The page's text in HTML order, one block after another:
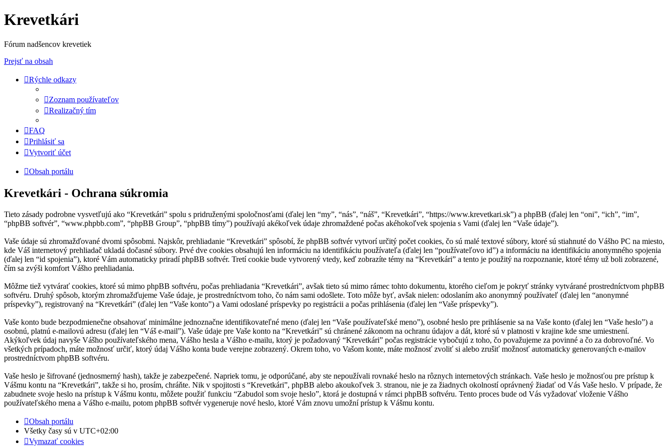
Krevetkári
Fórum nadšencov krevetiek
Prejsť na obsah
Rýchle odkazy
Zoznam používateľov
Realizačný tím
FAQ
Prihlásiť sa
Vytvoriť účet
Obsah portálu
Krevetkári - Ochrana súkromia
Tieto zásady podrobne vysvetľujú ako “Krevetkári” spolu s pridruženými spoločnosťami (ďalej len “my”, “nás”, “náš”, “Krevetkári”, “https://www.krevetkari.sk”) a phpBB (ďalej len “oni”, “ich”, “im”,
“phpBB softvér”, “www.phpbb.com”, “phpBB Group”, “phpBB tímy”) používajú akékoľvek údaje zhromaždené počas akéhokoľvek spojenia s Vami (ďalej len “Vaše údaje”).
Vaše údaje sú zhromažďované dvomi spôsobmi. Najskôr, prehliadanie “Krevetkári” spôsobí, že phpBB softvér vytvorí určitý počet cookies, čo sú malé textové súbory, ktoré sú stiahnuté do Vášho PC na miesto,
kde Váš internetový prehliadač ukladá dočasné súbory. Prvé dve cookies obsahujú len informáciu na identifikáciu používateľa (ďalej len “používateľovo id”) a informáciu na identifikáciu anonymného spojenia
(ďalej len “id spojenia”), ktoré Vám automaticky priradí phpBB softvér. Tretí cookie bude vytvorený vtedy, keď zobrazíte témy na “Krevetkári” a tento je použitý na rozpoznanie, ktoré témy už boli zobrazené,
čím sa zvýši komfort Vášho prehliadania.
Môžme tiež vytvárať cookies, ktoré sú mimo phpBB softvéru, počas prehliadania “Krevetkári”, avšak tieto sú mimo rámec tohto dokumentu, ktorého cieľom je pokryť stránky vytvárané prostredníctvom phpBB
softvéru. Druhý spôsob, ktorým zhromažďujeme Vaše údaje, je prostredníctvom toho, čo nám sami odošlete. Toto môže byť, avšak nielen: odoslaním ako anonymný používateľ (ďalej len “anonymné
príspevky”), registrovaný na “Krevetkári” (ďalej len “Vaše konto”) a Vami odoslané príspevky po registrácii a počas prihlásenia (ďalej len “Vaše príspevky”).
Vaše konto bude bezpodmienečne obsahovať minimálne jednoznačne identifikovateľné meno (ďalej len “Vaše používateľské meno”), osobné heslo pre prihlásenie sa na Vaše konto (ďalej len “Vaše heslo”) a
osobnú, platnú e-mailovú adresu (ďalej len “Váš e-mail”). Vaše údaje pre Vaše konto na “Krevetkári” sú chránené zákonom na ochranu údajov a dát, ktoré sú v platnosti v krajine kde sme umiestnení.
Akýkoľvek údaj navyše Vášho používateľského mena, Vášho hesla a Vášho e-mailu, ktorý je požadovaný “Krevetkári” počas registrácie vybočujú z toho, čo považujeme za povinné a čo za dobrovoľné. Vo
všetkých prípadoch, máte možnosť určiť, ktorý údaj Vášho konta bude verejne zobrazený. Okrem toho, vo Vašom konte, máte možnosť zvoliť si alebo zrušiť možnosť automaticky generovaných e-mailov
prostredníctvom phpBB softvéru.
Vaše heslo je šifrované (jednosmerný hash), takže je zabezpečené. Napriek tomu, je odporúčané, aby ste nepoužívali rovnaké heslo na rôznych internetových stránkach. Vaše heslo je možnosťou pre prístup k
Vášmu kontu na “Krevetkári”, takže si ho, prosím, chráňte. Nik v spojitosti s “Krevetkári”, phpBB alebo akoukoľvek 3. stranou, nie je za žiadnych okolností oprávnený žiadať od Vás Vaše heslo. V prípade, že
zabudnete svoje heslo na prístup k Vášmu kontu, môžete použiť funkciu “Zabudol som svoje heslo”, ktorá je dostupná v rámci phpBB softvéru. Tento proces bude od Vás vyžadovať vloženie Vášho
používateľského mena a Vášho e-mailu, potom phpBB softvér vygeneruje nové heslo, ktoré Vám znovu umožní prístup k Vášmu kontu.
Obsah portálu
Všetky časy sú v UTC+02:00
Vymazať cookies